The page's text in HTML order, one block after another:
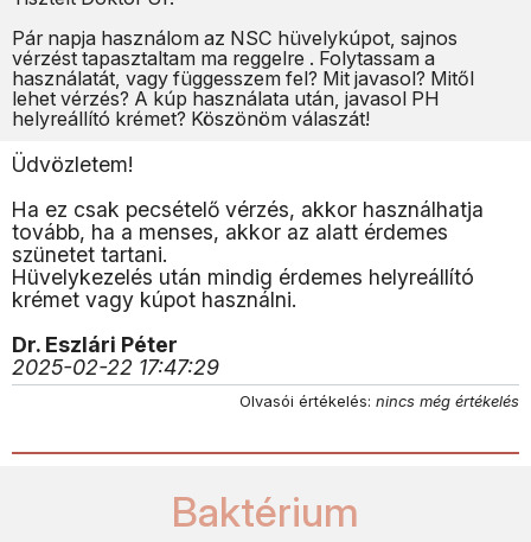
Pár napja használom az NSC hüvelykúpot, sajnos
vérzést tapasztaltam ma reggelre . Folytassam a
használatát, vagy függesszem fel? Mit javasol? Mitől
lehet vérzés? A kúp használata után, javasol PH
helyreállító krémet? Köszönöm válaszát!
Üdvözletem!
Ha ez csak pecsételő vérzés, akkor használhatja
tovább, ha a menses, akkor az alatt érdemes
szünetet tartani.
Hüvelykezelés után mindig érdemes helyreállító
krémet vagy kúpot használni.
Dr. Eszlári Péter
2025-02-22 17:47:29
Olvasói értékelés: nincs még értékelés
Baktérium